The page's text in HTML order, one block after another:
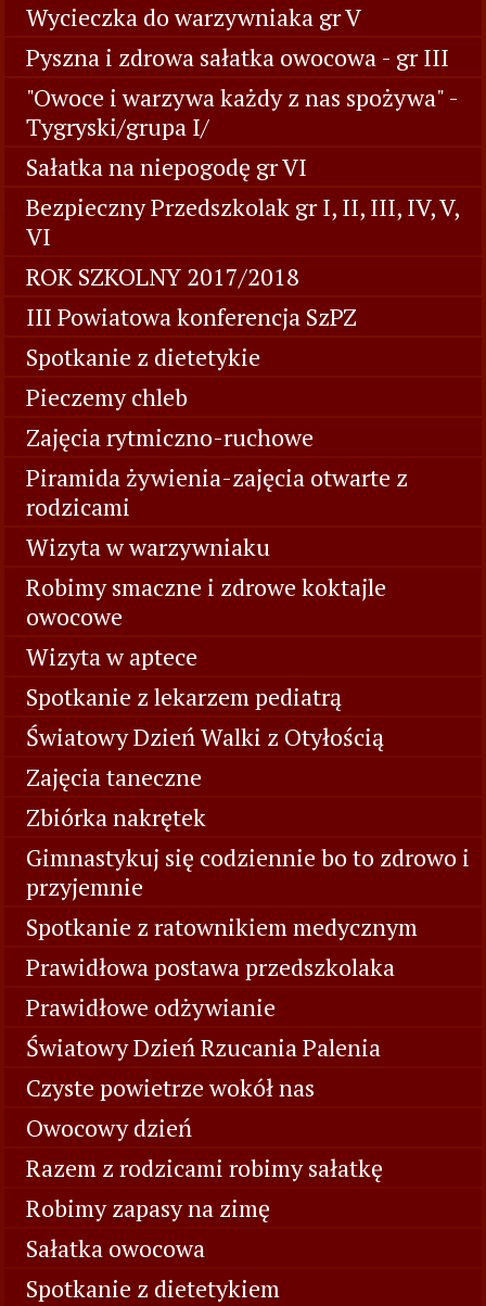
Wycieczka do warzywniaka gr V
Pyszna i zdrowa sałatka owocowa - gr III
"Owoce i warzywa każdy z nas spożywa" -
Tygryski/grupa I/
Sałatka na niepogodę gr VI
Bezpieczny Przedszkolak gr I, II, III, IV, V,
VI
ROK SZKOLNY 2017/2018
III Powiatowa konferencja SzPZ
Spotkanie z dietetykie
Pieczemy chleb
Zajęcia rytmiczno-ruchowe
Piramida żywienia-zajęcia otwarte z
rodzicami
Wizyta w warzywniaku
Robimy smaczne i zdrowe koktajle
owocowe
Wizyta w aptece
Spotkanie z lekarzem pediatrą
Światowy Dzień Walki z Otyłością
Zajęcia taneczne
Zbiórka nakrętek
Gimnastykuj się codziennie bo to zdrowo i
przyjemnie
Spotkanie z ratownikiem medycznym
Prawidłowa postawa przedszkolaka
Prawidłowe odżywianie
Światowy Dzień Rzucania Palenia
Czyste powietrze wokół nas
Owocowy dzień
Razem z rodzicami robimy sałatkę
Robimy zapasy na zimę
Sałatka owocowa
Spotkanie z dietetykiem